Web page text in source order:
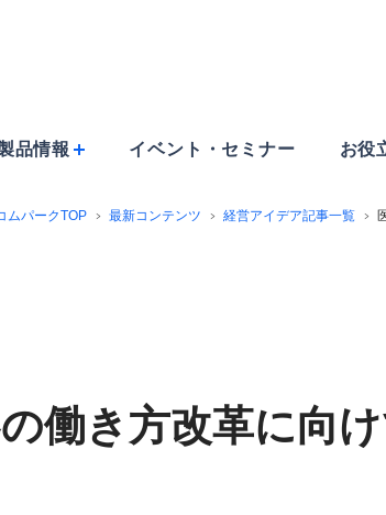
品情報 イベント・ セミナー お役
ムパークTOP 最新コンテンツ 経営アイデア記事一覧
働き方改革に向